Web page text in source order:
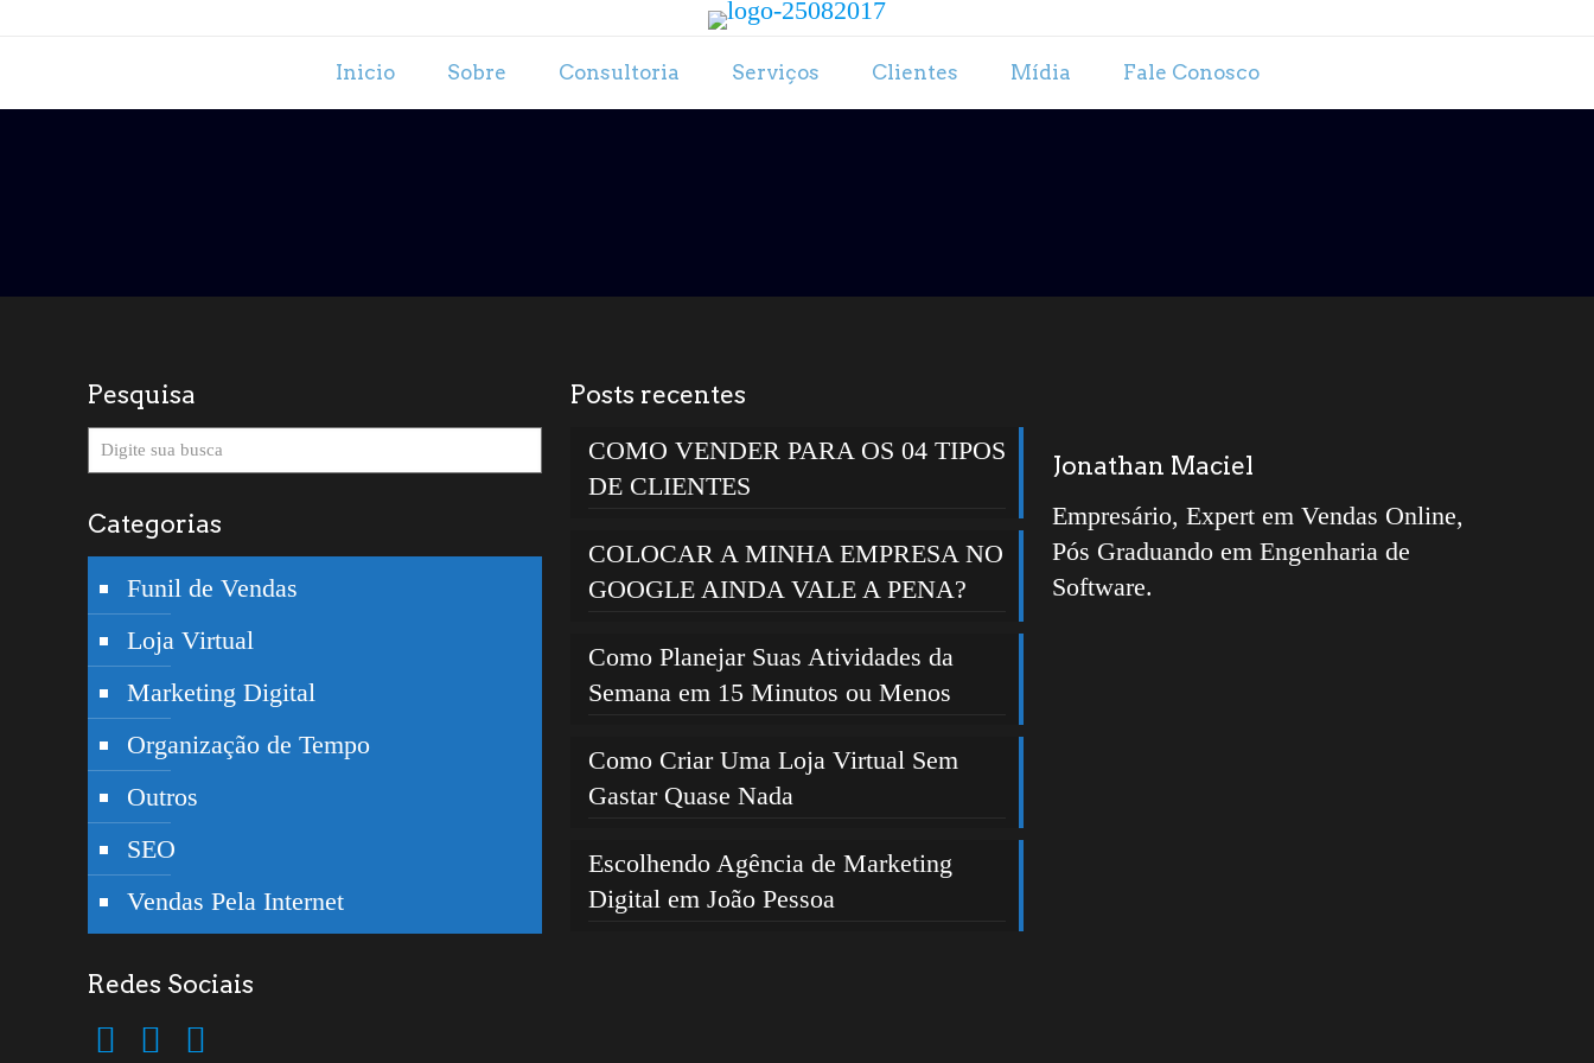
Inicio Sobre Consultoria Serviços Clientes Mídia Fale Conosco
Pesquisa
Categorias
Funil de Vendas
Loja Virtual
Marketing Digital
Organização de Tempo
Outros
SEO
Vendas Pela Internet
Redes Sociais
Posts recentes
COMO VENDER PARA OS 04 TIPOS
DE CLIENTES
COLOCAR A MINHA EMPRESA NO
GOOGLE AINDA VALE A PENA?
Como Planejar Suas Atividades da
Semana em 15 Minutos ou Menos
Como Criar Uma Loja Virtual Sem
Gastar Quase Nada
Escolhendo Agência de Marketing
Digital em João Pessoa
Jonathan Maciel
Empresário, Expert em Vendas Online,
Pós Graduando em Engenharia de
Software.